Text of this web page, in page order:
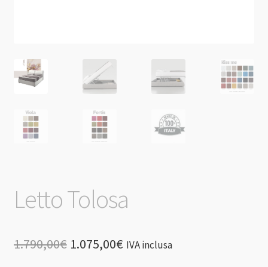
Letto Tolosa
1.790,00€ Il
1.075,00€IlIVA inclusa